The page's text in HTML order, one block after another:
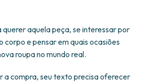
querer aquela peça, se interessar por
corpo e pensar em quais ocasiões
roupa no mundo real.
a compra, seu texto precisa oferecer